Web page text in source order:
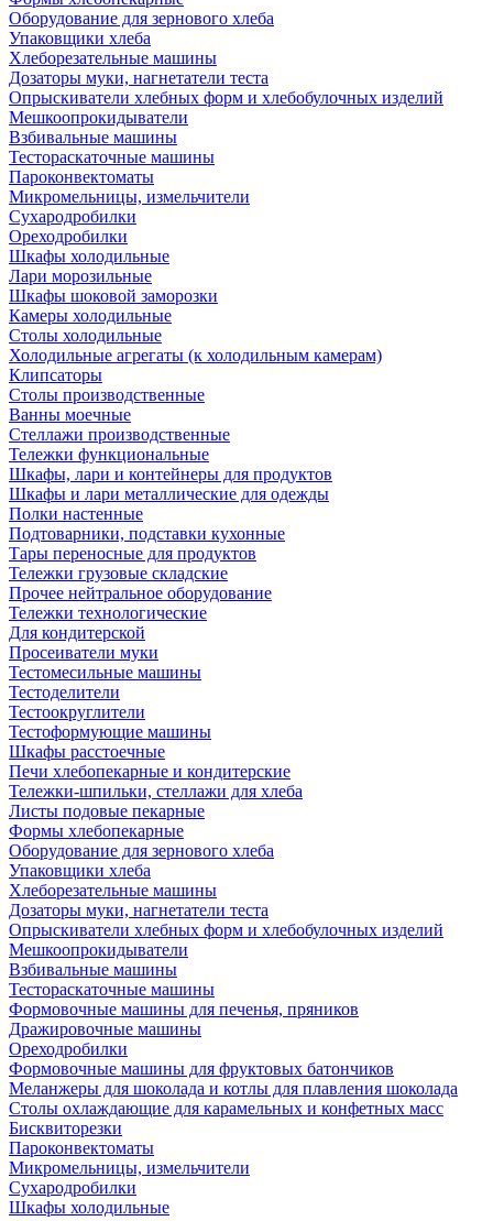
Оборудование для зернового хлеба
Упаковщики хлеба
Хлеборезательные машины
Дозаторы муки, нагнетатели теста
Опрыскиватели хлебных форм и хлебобулочных изделий
Мешкоопрокидыватели
Взбивальные машины
Тестораскаточные машины
Пароконвектоматы
Микромельницы, измельчители
Сухародробилки
Ореходробилки
Шкафы холодильные
Лари морозильные
Шкафы шоковой заморозки
Камеры холодильные
Столы холодильные
Холодильные агрегаты (к холодильным камерам)
Клипсаторы
Столы производственные
Ванны моечные
Стеллажи производственные
Тележки функциональные
Шкафы, лари и контейнеры для продуктов
Шкафы и лари металлические для одежды
Полки настенные
Подтоварники, подставки кухонные
Тары переносные для продуктов
Тележки грузовые складские
Прочее нейтральное оборудование
Тележки технологические
Для кондитерской
Просеиватели муки
Тестомесильные машины
Тестоделители
Тестоокруглители
Тестоформующие машины
Шкафы расстоечные
Печи хлебопекарные и кондитерские
Тележки-шпильки, стеллажи для хлеба
Листы подовые пекарные
Формы хлебопекарные
Оборудование для зернового хлеба
Упаковщики хлеба
Хлеборезательные машины
Дозаторы муки, нагнетатели теста
Опрыскиватели хлебных форм и хлебобулочных изделий
Мешкоопрокидыватели
Взбивальные машины
Тестораскаточные машины
Формовочные машины для печенья, пряников
Дражировочные машины
Ореходробилки
Формовочные машины для фруктовых батончиков
Меланжеры для шоколада и котлы для плавления шоколада
Столы охлаждающие для карамельных и конфетных масс
Бисквиторезки
Пароконвектоматы
Микромельницы, измельчители
Сухародробилки
Шкафы холодильные